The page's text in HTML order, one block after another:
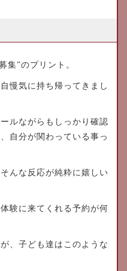
集”のプリント。
慢気に持ち帰ってきまし
ルながらもしっかり確認
自分が関わっている事っ
んな反応が純粋に嬉しい
験に来てくれる予約が何
、子ども達はこのような